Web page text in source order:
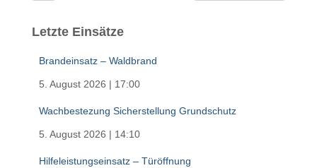
Letzte Einsätze
Brandeinsatz – Waldbrand
5. August 2026 | 17:00
Wachbestezung Sicherstellung Grundschutz
5. August 2026 | 14:10
Hilfeleistungseinsatz – Türöffnung